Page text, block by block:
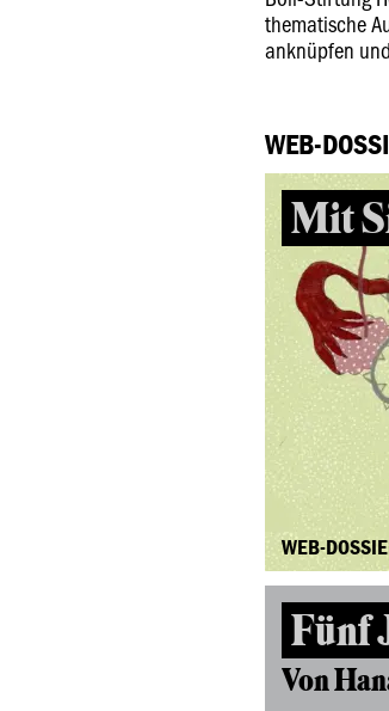
thematische
anknüpfen
WEB-
Mit
WEB-
Fünf
Von